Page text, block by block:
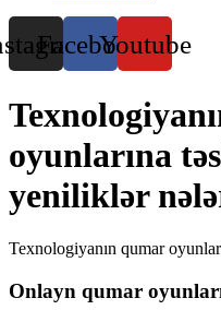
FacebookYoutube
oyunlarına
yeniliklər
Texnologiyanın qumar
Onlayn qumar